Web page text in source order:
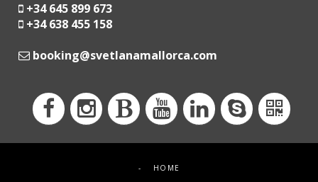
+34 645 899 673
+34 638 455 158
moc.acrollamanaltevs@gnikoob
- HOME